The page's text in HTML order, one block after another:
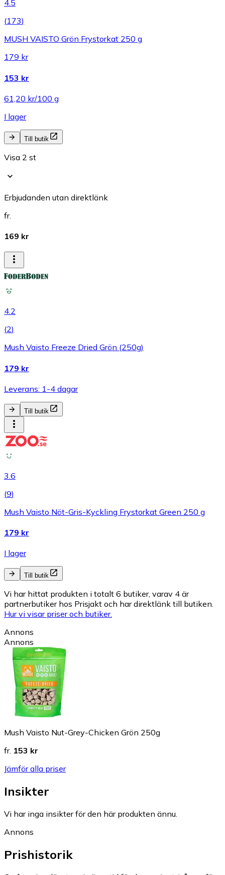
4.5
(173)
MUSH VAISTO Grön Frystorkat 250 g
179 kr
153 kr
61,20 kr/100 g
I lager
Till butik
Visa 2 st
Erbjudanden utan direktlänk
fr.
169 kr
4.2
(2)
Mush Vaisto Freeze Dried Grön (250g)
179 kr
Leverans: 1-4 dagar
Till butik
3.6
(9)
Mush Vaisto Nöt-Gris-Kyckling Frystorkat Green 250 g
179 kr
I lager
Till butik
Vi har hittat produkten i totalt 6 butiker, varav 4 är
partnerbutiker hos Prisjakt och har direktlänk till butiken.
Hur vi visar priser och butiker.
Annons
Annons
Mush Vaisto Nut-Grey-Chicken Grön 250g
fr. 153 kr
Jämför alla priser
Insikter
Vi har inga insikter för den här produkten ännu.
Annons
Prishistorik